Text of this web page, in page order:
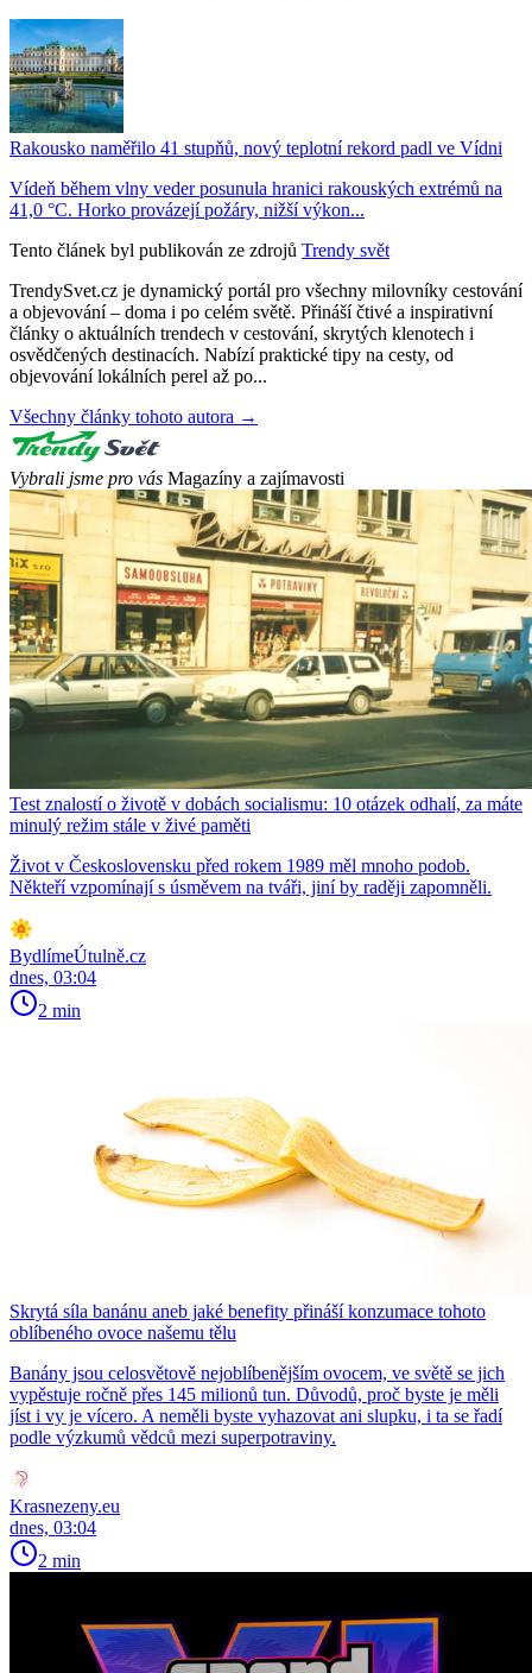
Rakousko naměřilo 41 stupňů, nový teplotní rekord padl ve Vídni
Vídeň během vlny veder posunula hranici rakouských extrémů na
41,0 °C. Horko provázejí požáry, nižší výkon...
Tento článek byl publikován ze zdrojů Trendy svět
TrendySvet.cz je dynamický portál pro všechny milovníky cestování
a objevování – doma i po celém světě. Přináší čtivé a inspirativní
články o aktuálních trendech v cestování, skrytých klenotech i
osvědčených destinacích. Nabízí praktické tipy na cesty, od
objevování lokálních perel až po...
Všechny články tohoto autora →
Vybrali jsme pro vás Magazíny a zajímavosti
Test znalostí o životě v dobách socialismu: 10 otázek odhalí, za máte
minulý režim stále v živé paměti
Život v Československu před rokem 1989 měl mnoho podob.
Někteří vzpomínají s úsměvem na tváři, jiní by raději zapomněli.
BydlímeÚtulně.cz
dnes, 03:04
2 min
Skrytá síla banánu aneb jaké benefity přináší konzumace tohoto
oblíbeného ovoce našemu tělu
Banány jsou celosvětově nejoblíbenějším ovocem, ve světě se jich
vypěstuje ročně přes 145 milionů tun. Důvodů, proč byste je měli
jíst i vy je vícero. A neměli byste vyhazovat ani slupku, i ta se řadí
podle výzkumů vědců mezi superpotraviny.
Krasnezeny.eu
dnes, 03:04
2 min